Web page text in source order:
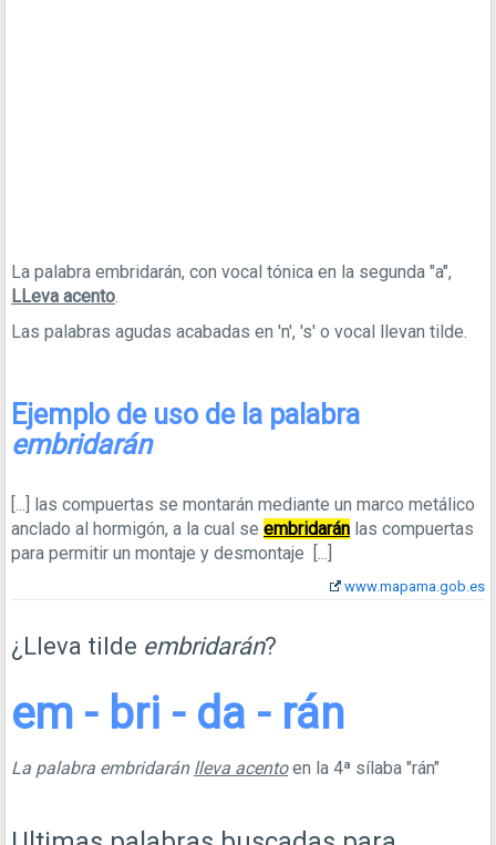
La palabra embridarán, con vocal tónica en la segunda "a",
LLeva acento.
Las palabras agudas acabadas en 'n', 's' o vocal llevan tilde.
Ejemplo de uso de la palabra
embridarán
[...] las compuertas se montarán mediante un marco metálico
anclado al hormigón, a la cual se embridarán las compuertas
para permitir un montaje y desmontaje [...]
www.mapama.gob.es
¿Lleva tilde embridarán?
em - bri - da - rán
La palabra embridarán lleva acentoen la 4ª sílaba "rán"